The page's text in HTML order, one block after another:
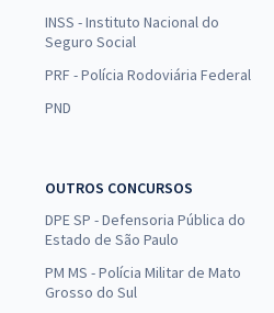
INSS - Instituto Nacional do
Seguro Social
PRF - Polícia Rodoviária Federal
PND
OUTROS CONCURSOS
DPE SP - Defensoria Pública do
Estado de São Paulo
PM MS - Polícia Militar de Mato
Grosso do Sul